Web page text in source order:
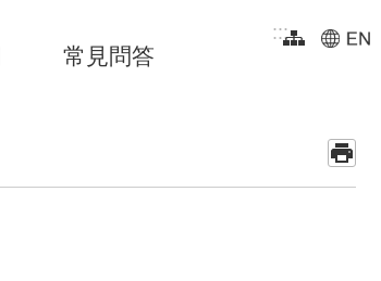
:::
常見問答